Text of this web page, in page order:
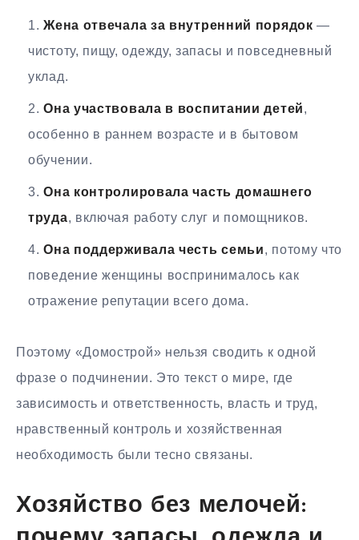
Жена отвечала за внутренний порядок —
чистоту, пищу, одежду, запасы и повседневный
уклад.
Она участвовала в воспитании детей,
особенно в раннем возрасте и в бытовом
обучении.
Она контролировала часть домашнего
труда, включая работу слуг и помощников.
Она поддерживала честь семьи, потому что
поведение женщины воспринималось как
отражение репутации всего дома.
Поэтому «Домострой» нельзя сводить к одной
фразе о подчинении. Это текст о мире, где
зависимость и ответственность, власть и труд,
нравственный контроль и хозяйственная
необходимость были тесно связаны.
Хозяйство без мелочей: